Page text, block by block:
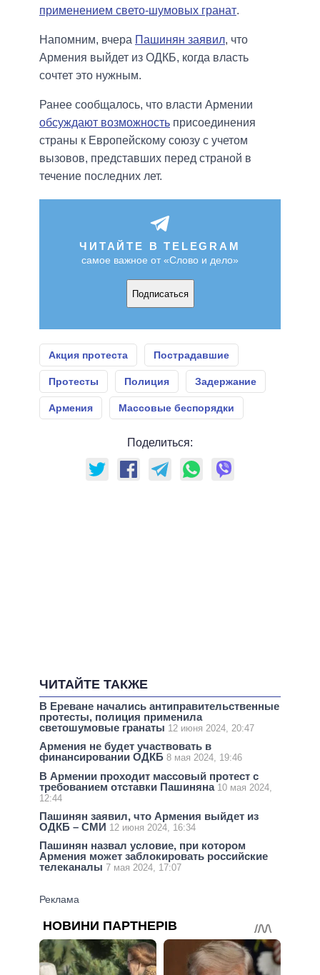
применением свето-шумовых гранат.
Напомним, вчера Пашинян заявил, что
Армения выйдет из ОДКБ, когда власть
сочтет это нужным.
Ранее сообщалось, что власти Армении
обсуждают возможность присоединения
страны к Европейскому союзу с учетом
вызовов, представших перед страной в
течение последних лет.
ЧИТАЙТЕ В TELEGRAM
самое важное от «Слово и дело»
Подписаться
Акция протеста Пострадавшие
Протесты Полиция Задержание
Армения Массовые беспорядки
Поделиться:
ЧИТАЙТЕ ТАКЖЕ
В Ереване начались антиправительственные
протесты, полиция применила
светошумовые гранаты 12 июня 2024, 20:47
Армения не будет участвовать в
финансировании ОДКБ 8 мая 2024, 19:46
В Армении проходит массовый протест с
требованием отставки Пашиняна 10 мая 2024,
12:44
Пашинян заявил, что Армения выйдет из
ОДКБ – СМИ 12 июня 2024, 16:34
Пашинян назвал условие, при котором
Армения может заблокировать российские
телеканалы 7 мая 2024, 17:07